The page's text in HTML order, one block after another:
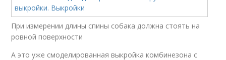
При измерении длины спины собака должна стоять на
ровной поверхности
А это уже смоделированная выкройка комбинезона с